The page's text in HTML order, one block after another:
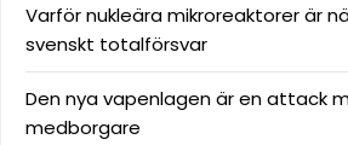
Varför nukleära mikroreaktorer är
svenskt totalförsvar
Den nya vapenlagen är en attack
medborgare